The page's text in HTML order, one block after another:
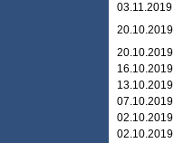
03.11.2019
20.10.2019
20.10.2019
16.10.2019
13.10.2019
07.10.2019
02.10.2019
02.10.2019